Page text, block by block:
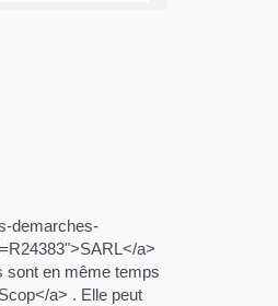
demarches-
a>
sont en même temps
a> . Elle peut